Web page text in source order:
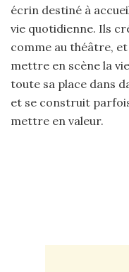
écrin destiné à
vie quotidienne. Ils
comme au théâtre,
mettre en scène la
toute sa place dans
et se construit
mettre en valeur.